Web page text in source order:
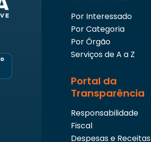
Por Interessado
Por Categoria
Por Órgão
Serviços de A a Z
Portal da
Transparência
Responsabilidade
Fiscal
Despesas e Receitas